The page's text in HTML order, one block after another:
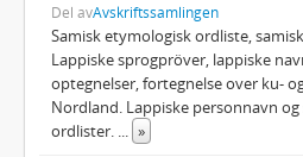
Del avAvskriftssamlingen
Samisk etymologisk ordliste,
Lappiske sprogpröver, lappiske
optegnelser, fortegnelse over ku-
Nordland. Lappiske personnavn
ordlister.
»